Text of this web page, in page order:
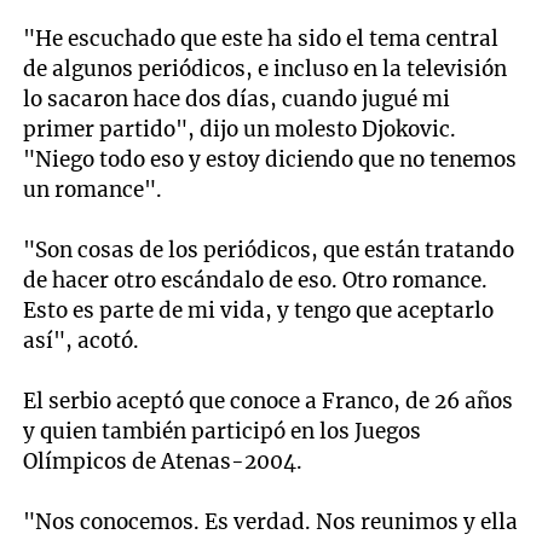
"He escuchado que este ha sido el tema central
de algunos periódicos, e incluso en la televisión
lo sacaron hace dos días, cuando jugué mi
primer partido", dijo un molesto Djokovic.
"Niego todo eso y estoy diciendo que no tenemos
un romance".
"Son cosas de los periódicos, que están tratando
de hacer otro escándalo de eso. Otro romance.
Esto es parte de mi vida, y tengo que aceptarlo
así", acotó.
El serbio aceptó que conoce a Franco, de 26 años
y quien también participó en los Juegos
Olímpicos de Atenas-2004.
"Nos conocemos. Es verdad. Nos reunimos y ella